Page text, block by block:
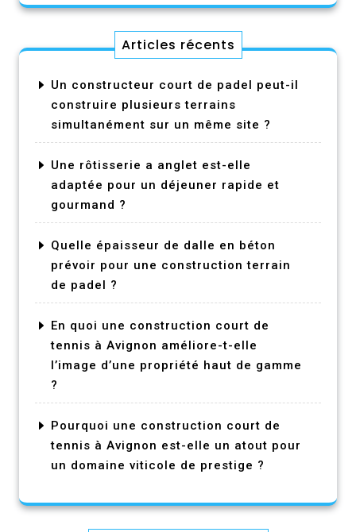
Articles récents
Un constructeur court de padel peut-il
construire plusieurs terrains
simultanément sur un même site ?
Une rôtisserie a anglet est-elle
adaptée pour un déjeuner rapide et
gourmand ?
Quelle épaisseur de dalle en béton
prévoir pour une construction terrain
de padel ?
En quoi une construction court de
tennis à Avignon améliore-t-elle
l’image d’une propriété haut de gamme
?
Pourquoi une construction court de
tennis à Avignon est-elle un atout pour
un domaine viticole de prestige ?